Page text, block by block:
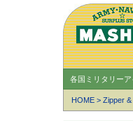
各国ミリタリーア
HOME > Zipper